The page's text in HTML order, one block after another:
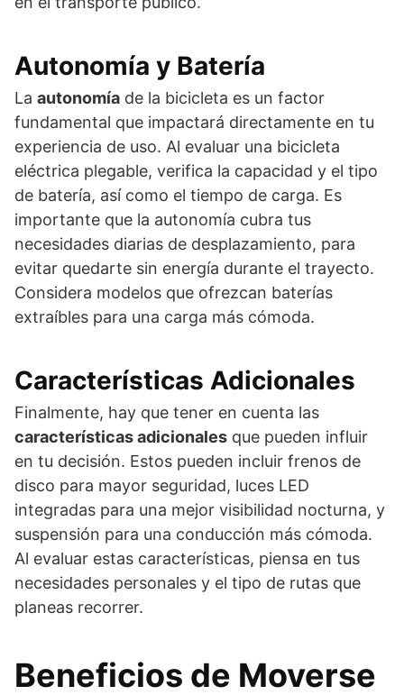
Autonomía y Batería
La autonomía de la bicicleta es un factor
fundamental que impactará directamente en tu
experiencia de uso. Al evaluar una bicicleta
eléctrica plegable, verifica la capacidad y el tipo
de batería, así como el tiempo de carga. Es
importante que la autonomía cubra tus
necesidades diarias de desplazamiento, para
evitar quedarte sin energía durante el trayecto.
Considera modelos que ofrezcan baterías
extraíbles para una carga más cómoda.
Características Adicionales
Finalmente, hay que tener en cuenta las
características adicionales que pueden influir
en tu decisión. Estos pueden incluir frenos de
disco para mayor seguridad, luces LED
integradas para una mejor visibilidad nocturna, y
suspensión para una conducción más cómoda.
Al evaluar estas características, piensa en tus
necesidades personales y el tipo de rutas que
planeas recorrer.
Beneficios de Moverse